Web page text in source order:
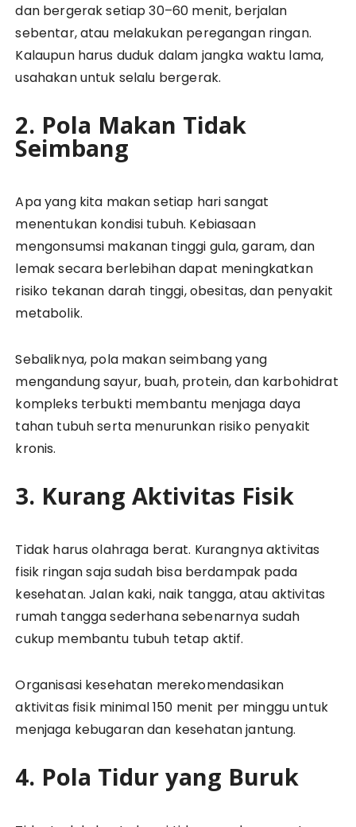
dan bergerak setiap 30–60 menit, berjalan
sebentar, atau melakukan peregangan ringan.
Kalaupun harus duduk dalam jangka waktu lama,
usahakan untuk selalu bergerak.
2. Pola Makan Tidak
Seimbang
Apa yang kita makan setiap hari sangat
menentukan kondisi tubuh. Kebiasaan
mengonsumsi makanan tinggi gula, garam, dan
lemak secara berlebihan dapat meningkatkan
risiko tekanan darah tinggi, obesitas, dan penyakit
metabolik.
Sebaliknya, pola makan seimbang yang
mengandung sayur, buah, protein, dan karbohidrat
kompleks terbukti membantu menjaga daya
tahan tubuh serta menurunkan risiko penyakit
kronis.
3. Kurang Aktivitas Fisik
Tidak harus olahraga berat. Kurangnya aktivitas
fisik ringan saja sudah bisa berdampak pada
kesehatan. Jalan kaki, naik tangga, atau aktivitas
rumah tangga sederhana sebenarnya sudah
cukup membantu tubuh tetap aktif.
Organisasi kesehatan merekomendasikan
aktivitas fisik minimal 150 menit per minggu untuk
menjaga kebugaran dan kesehatan jantung.
4. Pola Tidur yang Buruk